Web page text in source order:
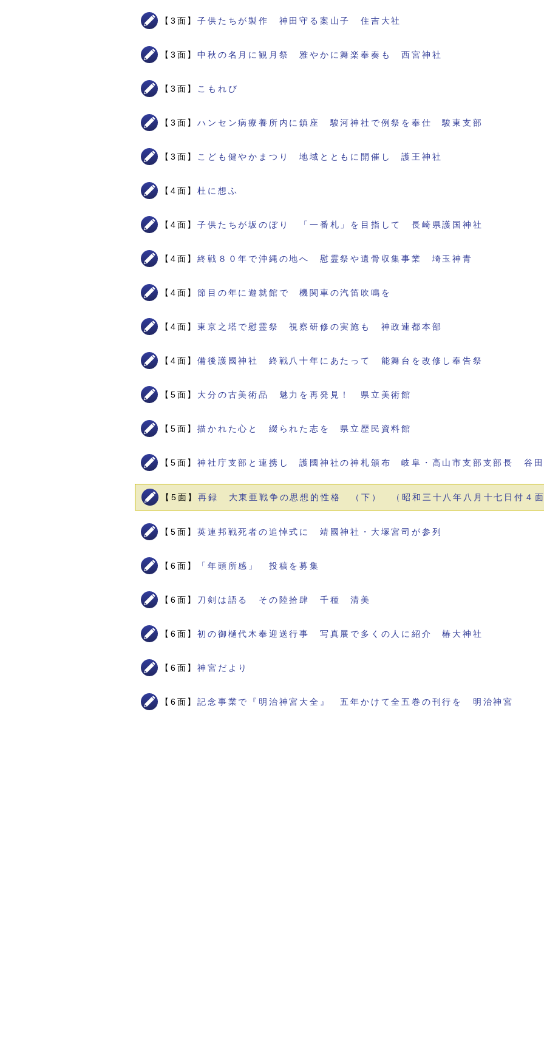
【3面】子供たちが製作 神田守る案山子 住吉大社
【3面】中秋の名月に観月祭 雅やかに舞楽奉奏も 西宮神社
【3面】 こもれび
【3面】ハンセン病療養所内に鎮座 駿河神社で例祭を奉仕 駿東支部
【3面】 こども健やかまつり 地域とともに開催し 護王神社
【4面】杜に想ふ
【4面】子供たちが坂のぼり 「一番札」を目指して 長崎県護国神社
【4面】終戦８０年で沖縄の地へ 慰霊祭や遺骨収集事業 埼玉神青
【4面】節目の年に遊就館で 機関車の汽笛吹鳴を
【4面】東京之塔で慰霊祭 視察研修の実施も 神政連都本部
【4面】備後護國神社 終戦八十年にあたって 能舞台を改修し奉告祭
【5面】 大分の古美術品 魅力を再発見！ 県立美術館
【5面】描かれた心と 綴られた志を 県立歴民資料館
【5面】神社庁支部と連携し 護國神社の神札頒布 岐阜・高山市支部支部長 谷田
【5面】再録 大東亜戦争の思想的性格 （下） （昭和三十八年八月十七日付
【5面】英連邦戦死者の追悼式に 靖國神社・大塚宮司が参列
【6面】 「年頭所感」 投稿を募集
【6面】 刀剣は語る その陸拾肆 千種 清美
【6面】初の御樋代木奉迎送行事 写真展で多くの人に紹介 椿大神社
【6面】神宮だより
【6面】記念事業で『明治神宮大全』 五年かけて全五巻の刊行を 明治神宮